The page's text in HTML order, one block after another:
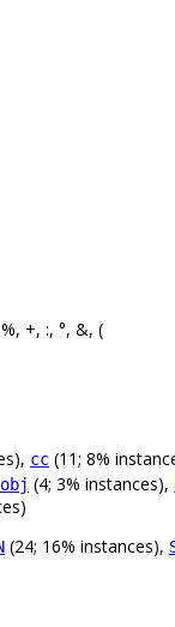
+, :, °, &, (
cc (11; 8%
obj (4; 3% instances),
(24; 16% instances),